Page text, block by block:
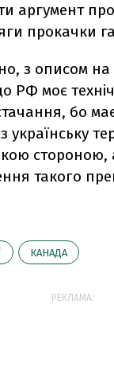
аргумент
прокачки
з описом на
РФ моє
бо
українську
такого
КАНАДА
РЕКЛАМА: